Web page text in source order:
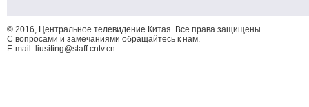
© 2016, Центральное телевидение Китая. Все права защищены.
С вопросами и замечаниями обращайтесь к нам.
E-mail: liusiting@staff.cntv.cn